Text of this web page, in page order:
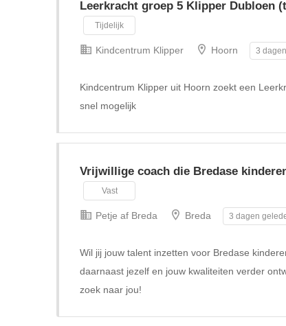
Leerkracht groep 5 Klipper Dubloen
Tijdelijk
Kindcentrum Klipper Hoorn 3
Kindcentrum Klipper uit Hoorn zoekt een
snel mogelijk
Vrijwillige coach die Bredase
Vast
Petje af Breda Breda 3 dagen
Wil jij jouw talent inzetten voor Bredase
daarnaast jezelf en jouw kwaliteiten verder
zoek naar jou!